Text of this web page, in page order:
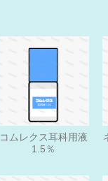
コムレクス耳科用液
1.5％